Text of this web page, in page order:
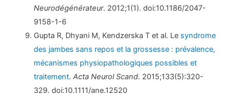
Neurodégénérateur. 2012;1(1). doi:10.1186/2047-
9158-1-6
Gupta R, Dhyani M, Kendzerska T et al. Le syndrome
des jambes sans repos et la grossesse : prévalence,
mécanismes physiopathologiques possibles et
traitement.Acta Neurol Scand. 2015;133(5):320-
329. doi:10.1111/ane.12520